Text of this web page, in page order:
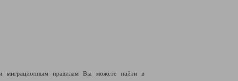
миграционным правилам Вы можете найти в